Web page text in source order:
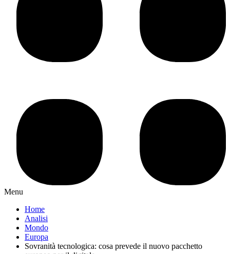
Menu
Home
Analisi
Mondo
Europa
Sovranità tecnologica: cosa prevede il nuovo pacchetto